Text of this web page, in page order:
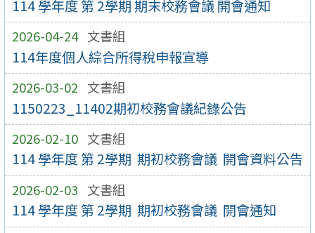
114 學年度 第 2學期 期末校務會議 開會通知
2026-04-24 文書組
114年度個人綜合所得稅申報宣導
2026-03-02 文書組
1150223_11402期初校務會議紀錄公告
2026-02-10 文書組
114 學年度 第 2學期 期初校務會議 開會資料公告
2026-02-03 文書組
114 學年度 第 2學期 期初校務會議 開會通知